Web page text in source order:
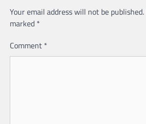
Your email address will not be published.
marked *
Comment *